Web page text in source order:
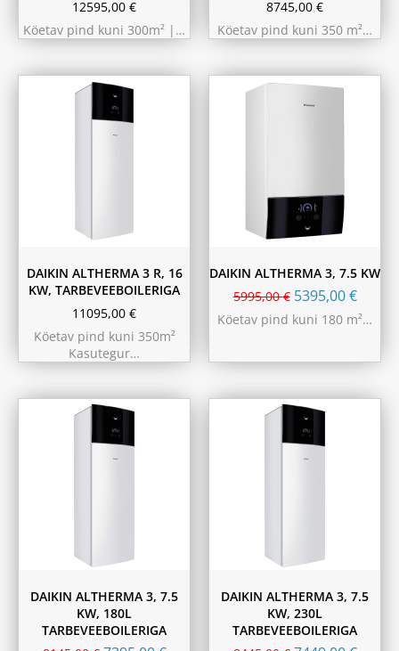
12595,00 €
Köetav pind kuni 300m² |…
8745,00 €
Köetav pind kuni 350 m²…
230L
DAIKIN ALTHERMA 3 R, 16
KW, TARBEVEEBOILERIGA
11095,00 €
Köetav pind kuni 350m²
Kasutegur…
DAIKIN ALTHERMA 3, 7.5 KW
5995,00€ 5395,00€
Köetav pind kuni 180 m²…
DAIKIN ALTHERMA 3, 7.5
KW, 180L
TARBEVEEBOILERIGA
DAIKIN ALTHERMA 3, 7.5
KW, 230L
TARBEVEEBOILERIGA